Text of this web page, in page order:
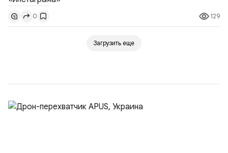
аккаунт в Инстаграме, если аудитория в одночасье
сократилась вполовину и продолжает снижаться. К
тому же ведение аккаунта в Instagram является
0 129
Загрузить еще